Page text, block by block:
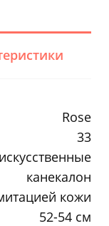
Rose
33
искусственные
канекалон
кожи
52-54 см